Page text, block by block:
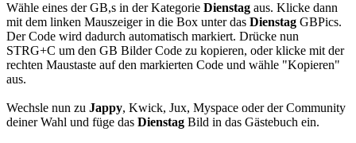
Wähle eines der GB,s in der Kategorie Dienstag aus. Klicke dann
mit dem linken Mauszeiger in die Box unter das Dienstag GBPics.
Der Code wird dadurch automatisch markiert. Drücke nun
STRG+C um den GB Bilder Code zu kopieren, oder klicke mit der
rechten Maustaste auf den markierten Code und wähle "Kopieren"
aus.
Wechsle nun zu Jappy, Kwick, Jux, Myspace oder der Community
deiner Wahl und füge das Dienstag Bild in das Gästebuch ein.